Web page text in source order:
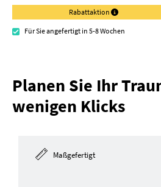
Rabattaktion
Für Sie angefertigt in 5-8 Wochen
Planen Sie Ihr
wenigen Klicks
Maßgefertigt